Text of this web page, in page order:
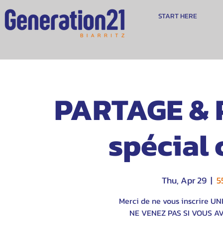
START HERE
PARTAGE
spécial
Thu, Apr 29
  |
Merci de ne vous inscrire
NE VENEZ PAS SI VOUS